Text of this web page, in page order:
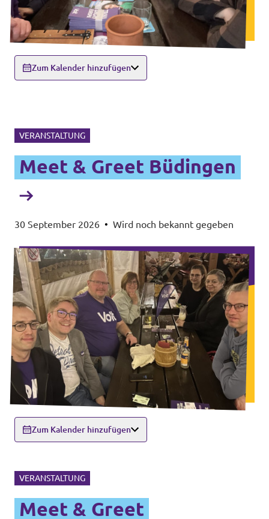
Zum Kalender hinzufügen
VERANSTALTUNG
Meet & Greet Büdingen
30 September 2026 • Wird noch bekannt gegeben
Zum Kalender hinzufügen
VERANSTALTUNG
Meet & Greet